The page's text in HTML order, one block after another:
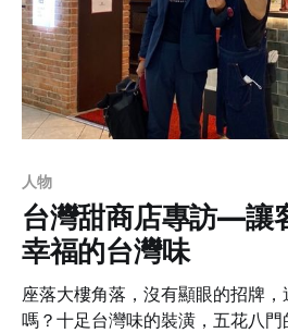
人物
台灣甜商店專訪—讓
幸福的台灣味
座落大樓角落，沒有顯眼的招牌
嗎？十足台灣味的裝潢，五花八門